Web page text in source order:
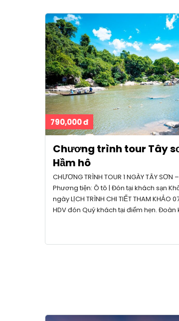
790,000 đ
Chương trình tour Tây
Hầm hô
CHƯƠNG TRÌNH TOUR 1 NGÀY TÂY SƠN
Phương tiện: Ô tô | Đón tại khách sạn
ngày LỊCH TRÌNH CHI TIẾT THAM KHẢO
HDV đón Quý khách tại điểm hẹn. Đoàn